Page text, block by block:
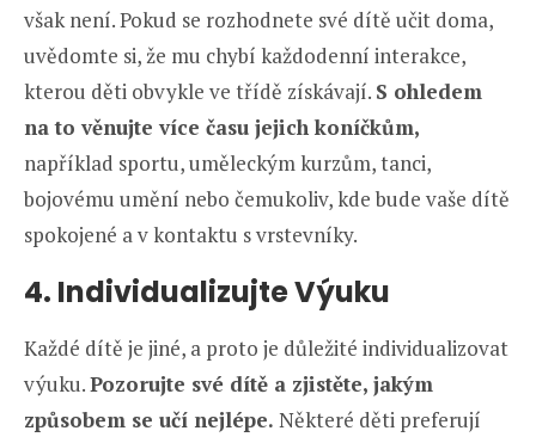
však není. Pokud se rozhodnete své dítě učit doma,
uvědomte si, že mu chybí každodenní interakce,
kterou děti obvykle ve třídě získávají. S ohledem
na to věnujte více času jejich koníčkům,
například sportu, uměleckým kurzům, tanci,
bojovému umění nebo čemukoliv, kde bude vaše dítě
spokojené a v kontaktu s vrstevníky.
4. Individualizujte Výuku
Každé dítě je jiné, a proto je důležité individualizovat
výuku.Pozorujte své dítě a zjistěte, jakým
způsobem se učí nejlépe. Některé děti preferují